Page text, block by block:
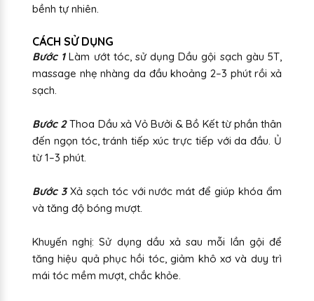
bềnh tự nhiên.
CÁCH SỬ DỤNG
Bước 1Làm ướt tóc, sử dụng Dầu gội sạch gàu 5T,
massage nhẹ nhàng da đầu khoảng 2–3 phút rồi xả
sạch.
Bước 2Thoa Dầu xả Vỏ Bưởi & Bồ Kết từ phần thân
đến ngọn tóc, tránh tiếp xúc trực tiếp với da đầu. Ủ
từ 1–3 phút.
Bước 3Xả sạch tóc với nước mát để giúp khóa ẩm
và tăng độ bóng mượt.
Khuyến nghị: Sử dụng dầu xả sau mỗi lần gội để
tăng hiệu quả phục hồi tóc, giảm khô xơ và duy trì
mái tóc mềm mượt, chắc khỏe.